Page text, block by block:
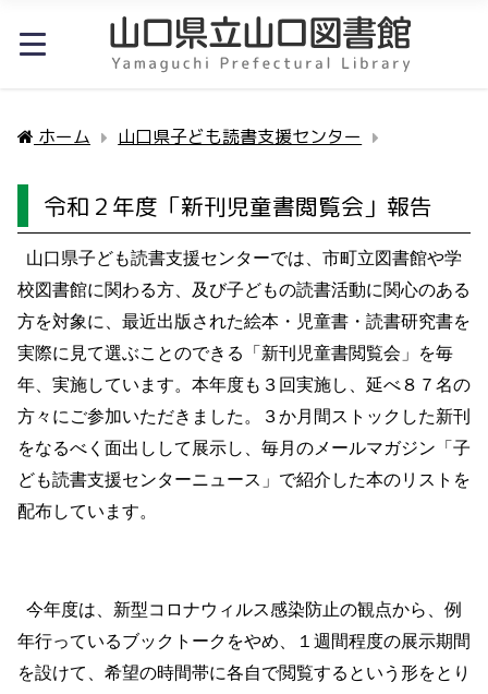
ホーム 山口県子ども読書支援センター
令和２年度「新刊児童書閲覧会」報告
山口県子ども読書支援センターでは、市町立図書館や学
校図書館に関わる方、及び子どもの読書活動に関心のある
方を対象に、最近出版された絵本・児童書・読書研究書を
実際に見て選ぶことのできる「新刊児童書閲覧会」を毎
年、実施しています。本年度も３回実施し、延べ８７名の
方々にご参加いただきました。３か月間ストックした新刊
をなるべく面出しして展示し、毎月のメールマガジン「子
ども読書支援センターニュース」で紹介した本のリストを
配布しています。
今年度は、新型コロナウィルス感染防止の観点から、例
年行っているブックトークをやめ、１週間程度の展示期間
を設けて、希望の時間帯に各自で閲覧するという形をとり